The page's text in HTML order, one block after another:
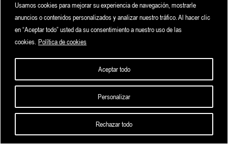
Usamos cookies para mejorar su experiencia de navegación, mostrarle
anuncios o contenidos personalizados y analizar nuestro tráfico. Al hacer clic
en “Aceptar todo” usted da su consentimiento a nuestro uso de las
cookies. Política de cookies
Personalizar
Rechazar todo
Aceptar todo
HOME HIGHLIGHTS ARCHIVE CONTACT